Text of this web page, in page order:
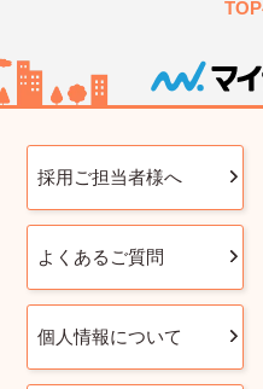
採用ご担当者様へ
よくあるご質問
個人情報について